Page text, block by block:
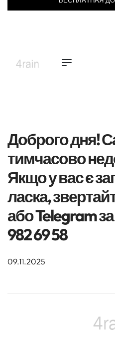
Доброго дня!
тимчасово
Якщо у вас є
ласка,
або Telegram
982 69 58
09.11.2025